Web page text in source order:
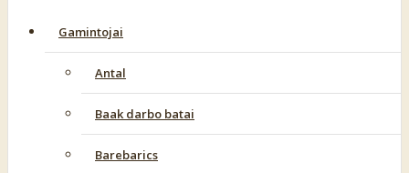
Gamintojai
Antal
Baak darbo batai
Barebarics